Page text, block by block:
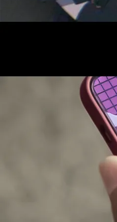
プライバシー
未成年の方々
二次創作ガイド